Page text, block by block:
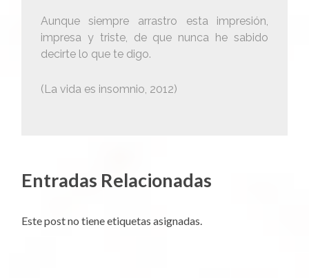
Aunque siempre arrastro esta impresión,
impresa y triste, de que nunca he sabido
decirte lo que te digo.
(La vida es insomnio, 2012)
Entradas Relacionadas
Este post no tiene etiquetas asignadas.